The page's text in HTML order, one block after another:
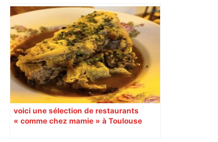
Augustins
voici une sélection de restaurants
« comme chez mamie » à Toulouse